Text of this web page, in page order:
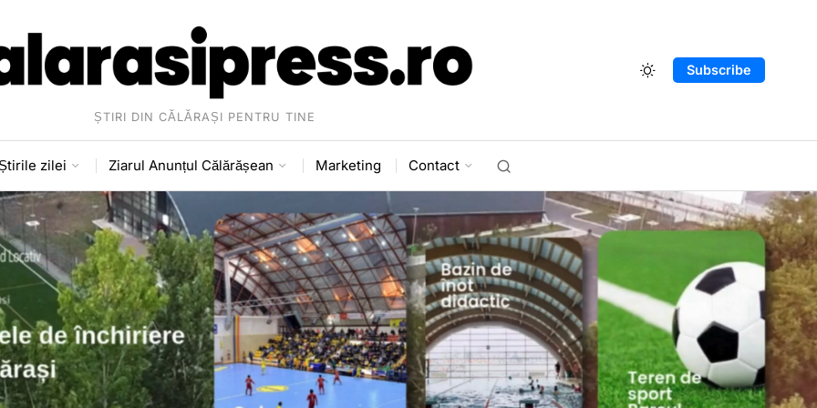
ȘTIRI DIN CĂLĂRAȘI PENTRU TINE
Subscribe
zilei Ziarul Anunțul Călărășean Marketing Contact